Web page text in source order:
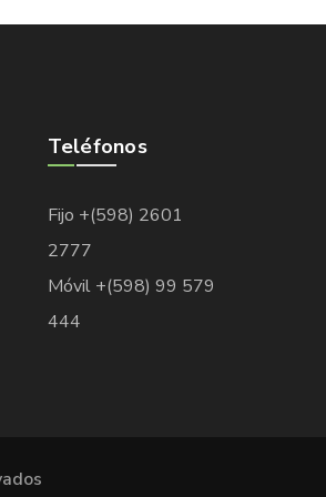
Teléfonos
Fijo +(598) 2601
2777
Móvil +(598) 99 579
444